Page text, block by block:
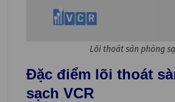
Lõi thoát sàn phòng
Đặc điểm lõi thoát
sạch VCR